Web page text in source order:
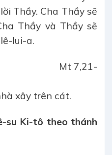
Thầy. Cha Thầy sẽ
Thầy và Thầy sẽ
lui-a.
Mt 7,21-
xây trên cát.
su Ki-tô theo thánh